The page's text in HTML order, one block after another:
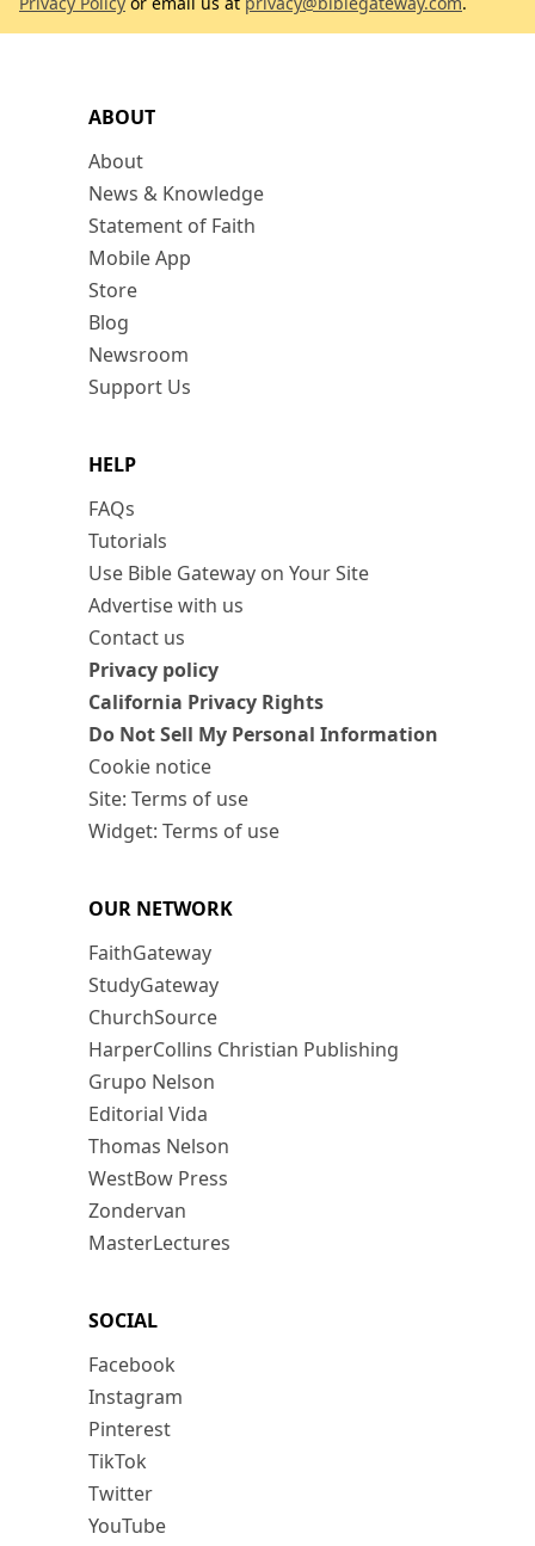
ABOUT
About
News & Knowledge
Statement of Faith
Mobile App
Store
Blog
Newsroom
Support Us
HELP
FAQs
Tutorials
Use Bible Gateway on Your Site
Advertise with us
Contact us
Privacy policy
California Privacy Rights
Do Not Sell My Personal Information
Cookie notice
Site: Terms of use
Widget: Terms of use
OUR NETWORK
FaithGateway
StudyGateway
ChurchSource
HarperCollins Christian Publishing
Grupo Nelson
Editorial Vida
Thomas Nelson
WestBow Press
Zondervan
MasterLectures
SOCIAL
Facebook
Instagram
Pinterest
TikTok
Twitter
YouTube